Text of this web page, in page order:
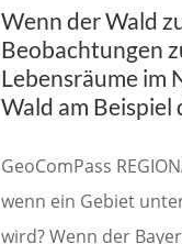
Wenn der Wald
Beobachtungen
Lebensräume im
Wald am Beispiel
GeoComPass
wenn ein Gebiet
wird? Wenn der